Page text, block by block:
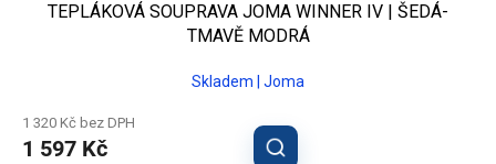
TEPLÁKOVÁ SOUPRAVA JOMA WINNER IV | ŠEDÁ-
TMAVĚ MODRÁ
Skladem | Joma
1 320 Kč bez DPH
1 597 Kč